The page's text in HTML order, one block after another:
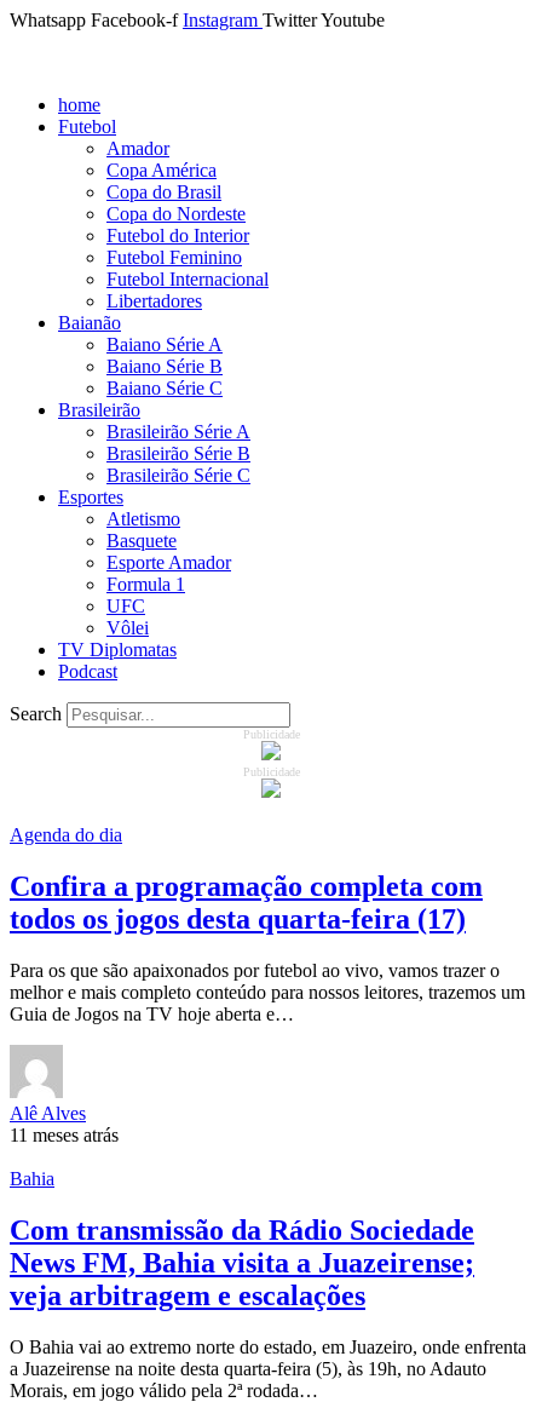
Whatsapp Facebook-f Instagram TwitterYoutube
home
Futebol
Amador
Copa América
Copa do Brasil
Copa do Nordeste
Futebol do Interior
Futebol Feminino
Futebol Internacional
Libertadores
Baianão
Baiano Série A
Baiano Série B
Baiano Série C
Brasileirão
Brasileirão Série A
Brasileirão Série B
Brasileirão Série C
Esportes
Atletismo
Basquete
Esporte Amador
Formula 1
UFC
Vôlei
TV Diplomatas
Podcast
Search
Publicidade
Publicidade
Agenda do dia
Confira a programação completa com
todos os jogos desta quarta-feira (17)
Para os que são apaixonados por futebol ao vivo, vamos trazer o
melhor e mais completo conteúdo para nossos leitores, trazemos um
Guia de Jogos na TV hoje aberta e…
Alê Alves
11 meses atrás
Bahia
Com transmissão da Rádio Sociedade
News FM, Bahia visita a Juazeirense;
veja arbitragem e escalações
O Bahia vai ao extremo norte do estado, em Juazeiro, onde enfrenta
a Juazeirense na noite desta quarta-feira (5), às 19h, no Adauto
Morais, em jogo válido pela 2ª rodada…